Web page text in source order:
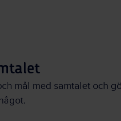
mål med samtalet och